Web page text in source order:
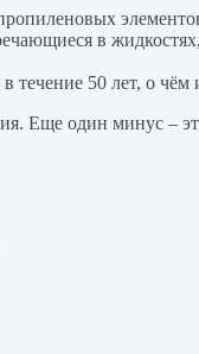
в
50 лет, о чём
Еще один минус –